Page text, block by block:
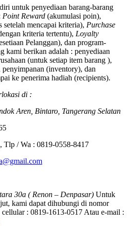
untuk penyediaan barang-barang
Point Reward (akumulasi poin),
setelah mencapai kriteria), Purchase
kriteria tertentu), Loyalty
Pelanggan), dan program-
kami berikan adalah : penyediaan
(untuk setiap item barang ),
(inventory), dan
ke penerima hadiah (recipients).
di :
Aren, Bintaro, Tangerang Selatan
Tlp / Wa : 0819-0558-8417
30a ( Renon – Denpasar) Untuk
kami dapat dihubungi di nomor
: 0819-1613-0517 Atau e-mail :